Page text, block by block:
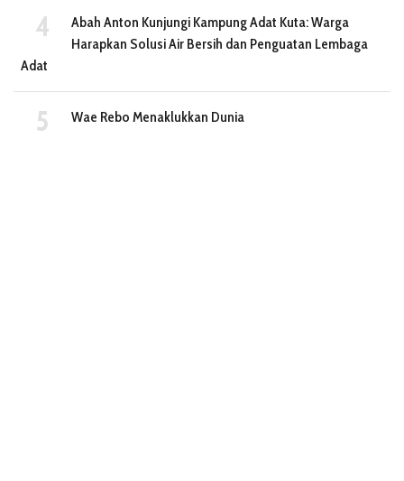
Abah Anton Kunjungi Kampung Adat Kuta: Warga
Harapkan Solusi Air Bersih dan Penguatan Lembaga
Adat
Wae Rebo Menaklukkan Dunia